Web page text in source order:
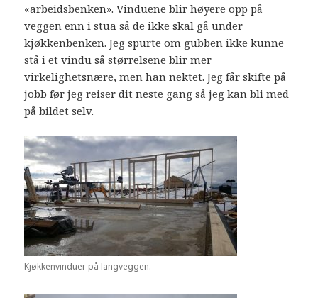
«arbeidsbenken». Vinduene blir høyere opp på
veggen enn i stua så de ikke skal gå under
kjøkkenbenken. Jeg spurte om gubben ikke kunne
stå i et vindu så størrelsene blir mer
virkelighetsnære, men han nektet. Jeg får skifte på
jobb før jeg reiser dit neste gang så jeg kan bli med
på bildet selv.
Kjøkkenvinduer på langveggen.